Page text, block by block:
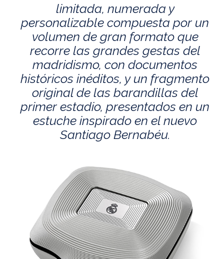
limitada, numerada y
personalizable compuesta por un
volumen de gran formato que
recorre las grandes gestas del
madridismo, con documentos
históricos inéditos, y un fragmento
original de las barandillas del
primer estadio, presentados en un
estuche inspirado en el nuevo
Santiago Bernabéu.